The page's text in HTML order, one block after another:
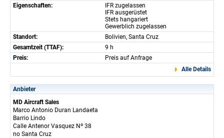
Eigenschaften:
IFR zugelassen
IFR ausgerüstet
Stets hangariert
Gewerblich zugelassen
Standort:
Bolivien, Santa Cruz
Gesamtzeit (TTAF):
9 h
Preis:
Preis auf Anfrage
Alle Details
Anbieter
MD Aircraft Sales
Marco Antonio Duran Landaeta
Barrio Lindo
Calle Antenor Vasquez Nº 38
no Santa Cruz